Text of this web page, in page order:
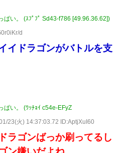
ぱい。 (ｽﾌﾟﾌﾟ Sd43-f786 [49.96.36.62])
d
イドラゴンがバトルを支
ぱい。 (ﾜｯﾁｮｲ c54e-EFyZ
23(火) 14:37:03.72 ID:AptjXuI60
ラゴンばっか刷ってるし